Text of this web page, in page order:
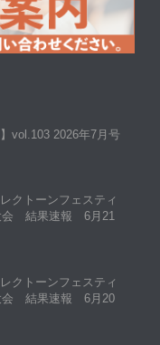
vol.103 2026年7月号
クトーンフェスティ
会 結果速報 6月21
クトーンフェスティ
会 結果速報 6月20